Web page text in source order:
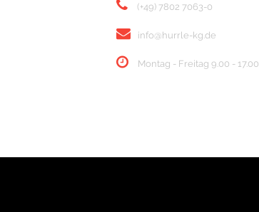
(+49) 7802 7063-0
info@hurrle-kg.de
Montag - Freitag 9.00 - 17.00